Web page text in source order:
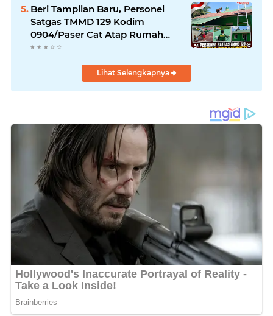
Beri Tampilan Baru, Personel
Satgas TMMD 129 Kodim
0904/Paser Cat Atap Rumah
Marbot
Lihat Selengkapnya